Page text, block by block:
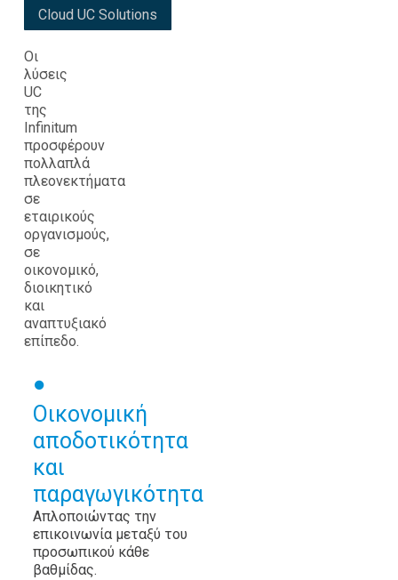
Cloud UC Solutions
Οι
λύσεις
UC
της
Infinitum
προσφέρουν
πολλαπλά
πλεονεκτήματα
σε
εταιρικούς
οργανισμούς,
σε
οικονομικό,
διοικητικό
και
αναπτυξιακό
επίπεδο.
Οικονομική
αποδοτικότητα
και
παραγωγικότητα
Απλοποιώντας την
επικοινωνία μεταξύ του
προσωπικού κάθε
βαθμίδας.